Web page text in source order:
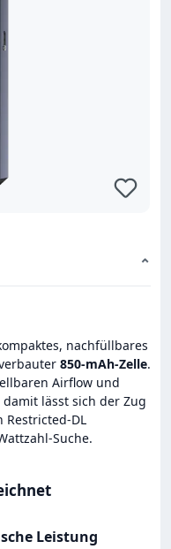
⌄
nachfüllbares
850-mAh-Zelle.
Airflow und
lässt sich der Zug
Restricted-DL
Suche.
Leistung